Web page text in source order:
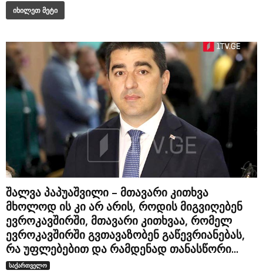
იხილეთ მეტი
შალვა პაპუაშვილი – მთავარი კითხვა
მხოლოდ ის კი არ არის, როდის მიგვიღებენ
ევროკავშირში, მთავარი კითხვაა, რომელ
ევროკავშირში გვთავაზობენ გაწევრიანებას,
რა უფლებებით და რამდენად თანასწორი...
საქართველო